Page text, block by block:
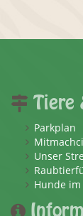
Tiere
Parkplan
Unser
Hunde